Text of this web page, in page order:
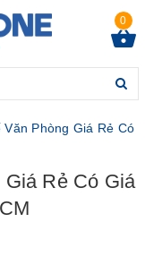
0
Văn Phòng Giá Rẻ Có
Giá Rẻ Có Giá